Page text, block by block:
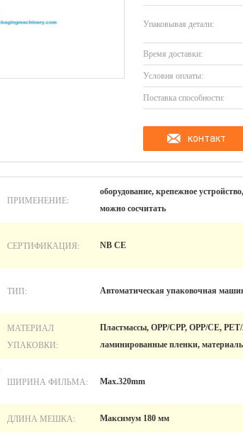
Упаковывая детали:
Время доставки:
Условия оплаты:
Поставка способности:
контакт
ПРИМЕНЕНИЕ:
оборудование, крепежное
можно сосчитать
СЕРТИФИКАЦИЯ: NB CE
ТИП: Автоматическая упаковочная
МАТЕРИАЛ
УПАКОВКИ:
Пластмассы, OPP/CPP, OPP/CE,
ламинированные пленки,
ШИРИНА ФИЛЬМА: Max.320mm
ДЛИНА МЕШКА: Максимум 180 мм